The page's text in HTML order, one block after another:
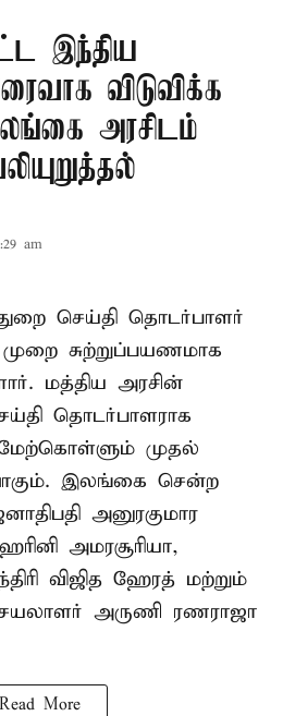
இந்திய
விடுவிக்க
அரசிடம்
am
செய்தி தொடர்பாளர்
முறை சுற்றுப்பயணமாக
மத்திய அரசின்
தொடர்பாளராக
முதல்
இலங்கை சென்ற
அனுரகுமார
அமரசூரியா,
விஜித ஹேரத் மற்றும்
அருணி ரணராஜா
Read More